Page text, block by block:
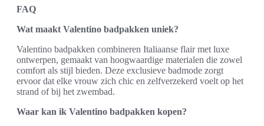
FAQ
Wat maakt Valentino badpakken uniek?
Valentino badpakken combineren Italiaanse flair met luxe
ontwerpen, gemaakt van hoogwaardige materialen die zowel
comfort als stijl bieden. Deze exclusieve badmode zorgt
ervoor dat elke vrouw zich chic en zelfverzekerd voelt op het
strand of bij het zwembad.
Waar kan ik Valentino badpakken kopen?